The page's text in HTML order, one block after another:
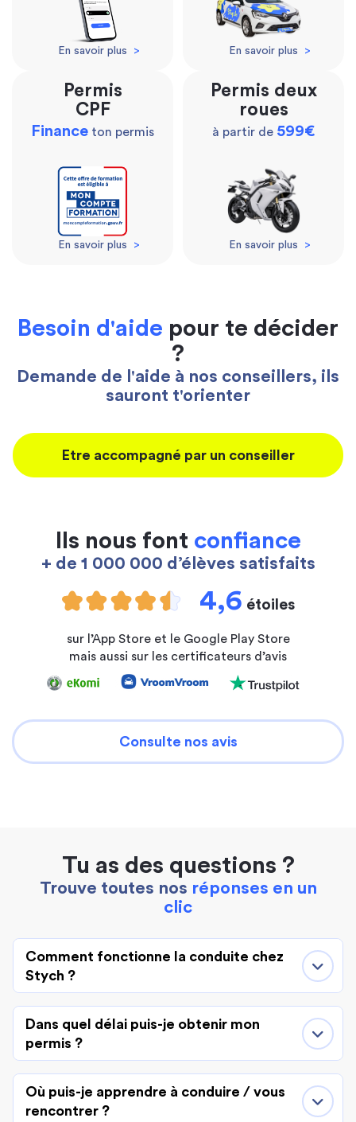
En savoir plus > En savoir plus >
Permis
CPF
Finance ton permis
En savoir plus >
Permis deux
roues
à partir de 599€
En savoir plus >
Besoin d'aide pour te décider
?
Demande de l'aide à nos conseillers, ils
sauront t'orienter
Etre accompagné par un conseiller
Ils nous font confiance
+ de 1 000 000 d’élèves satisfaits
4,6 étoiles
sur l’App Store et le Google Play Store
mais aussi sur les certificateurs d’avis
Consulte nos avis
Tu as des questions ?
Trouve toutes nos réponses en un
clic
Comment fonctionne la conduite chez
Stych ?
Dans quel délai puis-je obtenir mon
permis ?
Où puis-je apprendre à conduire / vous
rencontrer ?